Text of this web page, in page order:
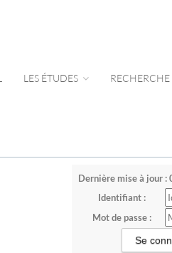
LES ÉTUDES RECHERCHE
Dernière mise à jour
Identifiant :
Mot de passe :